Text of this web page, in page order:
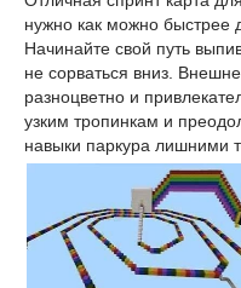
нужно как можно быстрее
Начинайте свой путь
не сорваться вниз.
разноцветно и
узким тропинкам и
навыки паркура лишними